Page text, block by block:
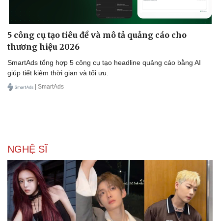
5 công cụ tạo tiêu đề và mô tả quảng cáo cho
thương hiệu 2026
SmartAds tổng hợp 5 công cụ tạo headline quảng cáo bằng AI
giúp tiết kiệm thời gian và tối ưu.
| SmartAds
NGHỆ SĨ